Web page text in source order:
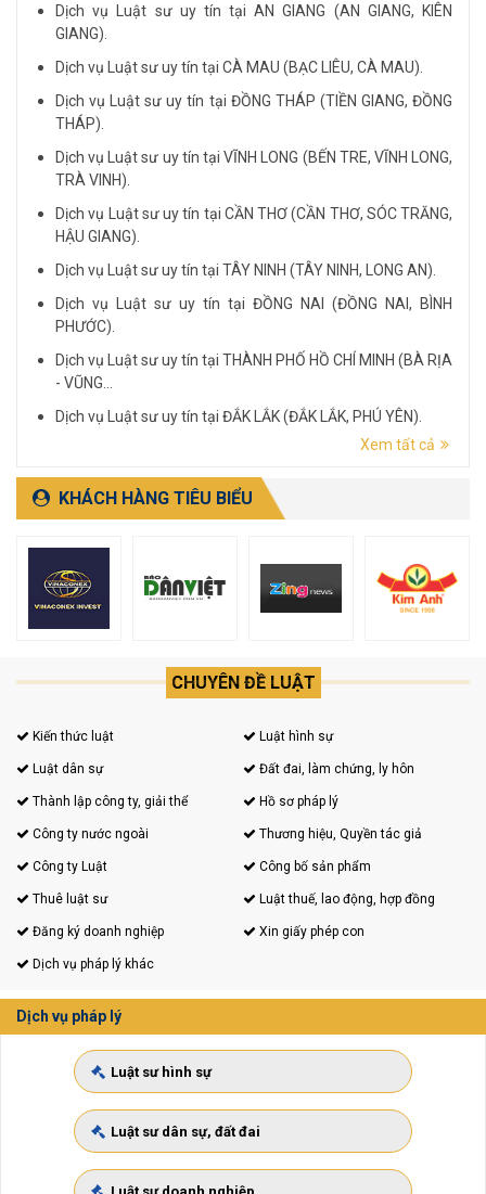
Dịch vụ Luật sư uy tín tại AN GIANG (AN GIANG, KIÊN
GIANG).
Dịch vụ Luật sư uy tín tại CÀ MAU (BẠC LIÊU, CÀ MAU).
Dịch vụ Luật sư uy tín tại ĐỒNG THÁP (TIỀN GIANG, ĐỒNG
THÁP).
Dịch vụ Luật sư uy tín tại VĨNH LONG (BẾN TRE, VĨNH LONG,
TRÀ VINH).
Dịch vụ Luật sư uy tín tại CẦN THƠ (CẦN THƠ, SÓC TRĂNG,
HẬU GIANG).
Dịch vụ Luật sư uy tín tại TÂY NINH (TÂY NINH, LONG AN).
Dịch vụ Luật sư uy tín tại ĐỒNG NAI (ĐỒNG NAI, BÌNH
PHƯỚC).
Dịch vụ Luật sư uy tín tại THÀNH PHỐ HỒ CHÍ MINH (BÀ RỊA
- VŨNG...
Dịch vụ Luật sư uy tín tại ĐẮK LẮK (ĐẮK LẮK, PHÚ YÊN).
Dịch vụ Luật sư uy tín tại LÂM ĐỒNG (LÂM ĐỒNG, ĐẮK
Xem tất cả
KHÁCH HÀNG TIÊU BIỂU
CHUYÊN ĐỀ LUẬT
Kiến thức luật Luật hình sự
Luật dân sự Đất đai, làm chứng, ly hôn
Thành lập công ty, giải thể Hồ sơ pháp lý
Công ty nước ngoài Thương hiệu, Quyền tác giả
Công ty Luật Công bố sản phẩm
Thuê luật sư Luật thuế, lao động, hợp đồng
Đăng ký doanh nghiệp Xin giấy phép con
Dịch vụ pháp lý khác
Dịch vụ pháp lý
Luật sư hình sự
Luật sư dân sự, đất đai